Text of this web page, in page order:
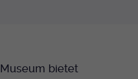
bietet